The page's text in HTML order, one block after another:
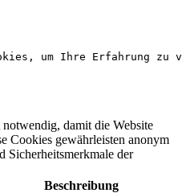
um Ihre Erfahrung
damit die Website
Cookies gewährleisten anonym
Sicherheitsmerkmale der
Beschreibung